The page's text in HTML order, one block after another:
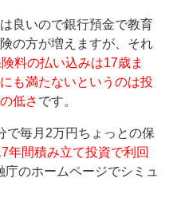
良いので銀行預金で教育
の方が増えますが、それ
料の払い込みは17歳ま
も満たないというのは投
低さ です。
で毎月2万円ちょっとの保
年間積み立て投資で利回
庁のホームページでシミュ